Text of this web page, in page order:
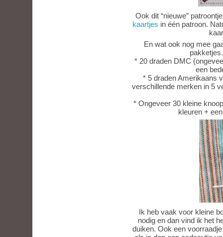
Ook dit “nieuwe”
kaartjes in één patroon.
En wat ook nog mee
* 20 draden DMC
een
* 5 draden Amerikaans
verschillende merken in 5
* Ongeveer 30 kleine
kleuren +
Ik heb vaak voor kleine
nodig en dan vind ik het
duiken. Ook een